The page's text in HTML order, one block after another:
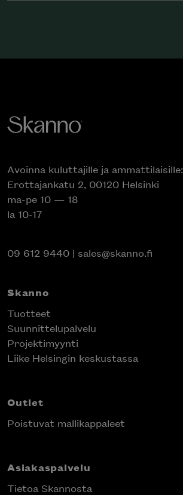
Avoinna kuluttajille ja ammattilaisille:
Erottajankatu 2, 00120 Helsinki
ma-pe 10 — 18
la 10-17
09 612 9440 | sales@skanno.fi
Skanno
Tuotteet
Suunnittelupalvelu
Projektimyynti
Liike Helsingin keskustassa
Outlet
Poistuvat mallikappaleet
Asiakaspalvelu
Tietoa Skannosta